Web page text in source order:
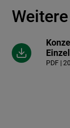
PDF |